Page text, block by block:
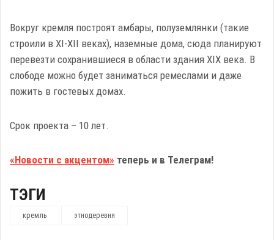
Вокруг кремля построят амбары, полуземлянки (такие
строили в XI-XII веках), наземные дома, сюда планируют
перевезти сохранившиеся в области здания XIX века. В
слободе можно будет заниматься ремеслами и даже
пожить в гостевых домах.
Срок проекта – 10 лет.
«Новости с акцентом» теперь и в Телеграм!
ТЭГИ
кремль этнодеревня